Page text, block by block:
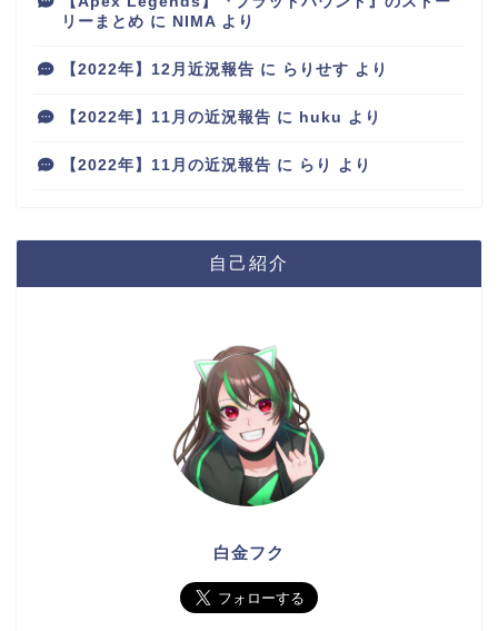
リーまとめ に NIMA より
【2022年】12月近況報告 に らりせす より
【2022年】11月の近況報告 に huku より
【2022年】11月の近況報告 に らり より
自己紹介
白金フク